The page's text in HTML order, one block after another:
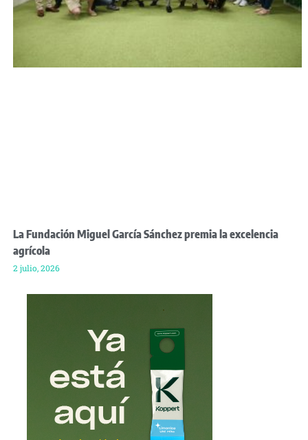
La Fundación Miguel García Sánchez premia la excelencia
agrícola
2 julio, 2026